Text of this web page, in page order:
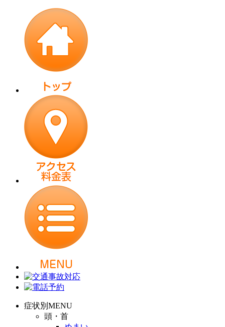
症状別MENU
頭・首